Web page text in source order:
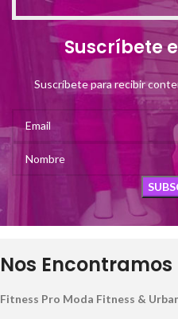
Suscríbete
Suscríbete para recibir
Nos Encontramos
Fitness Pro Moda Fitness &